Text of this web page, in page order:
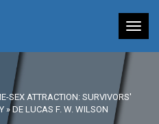
à
SEX ATTRACTION: SURVIVORS'
» DE LUCAS F. W. WILSON